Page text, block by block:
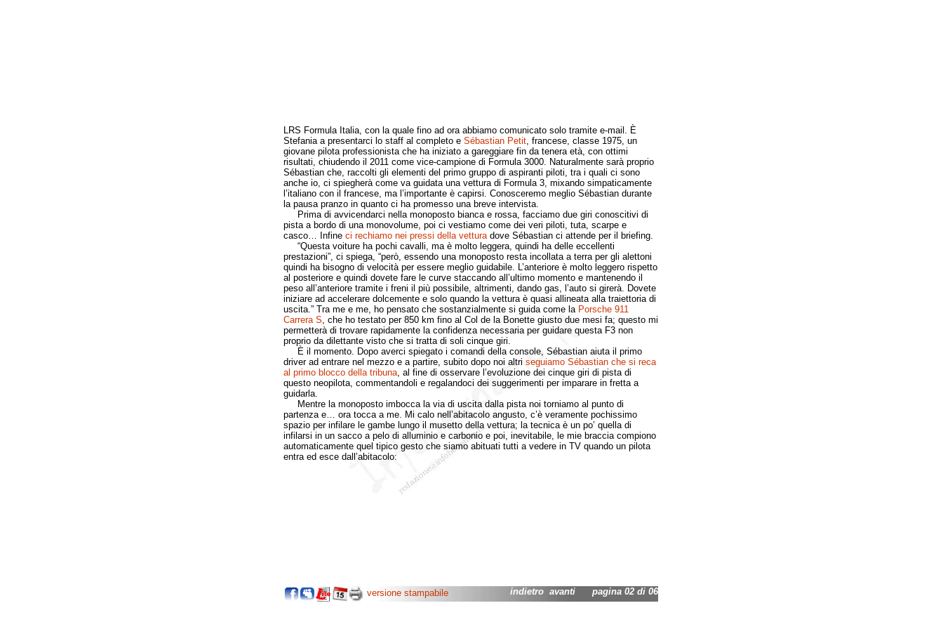
LRS Formula Italia, con la quale fino ad ora abbiamo comunicato solo tramite e-mail. È
Stefania a presentarci lo staff al completo e Sébastian Petit, francese, classe 1975, un
giovane pilota professionista che ha iniziato a gareggiare fin da tenera età, con ottimi
risultati, chiudendo il 2011 come vice-campione di Formula 3000. Naturalmente sarà proprio
Sébastian che, raccolti gli elementi del primo gruppo di aspiranti piloti, tra i quali ci sono
anche io, ci spiegherà come va guidata una vettura di Formula 3, mixando simpaticamente
l’italiano con il francese, ma l’importante è capirsi. Conosceremo meglio Sébastian durante
la pausa pranzo in quanto ci ha promesso una breve intervista.
Prima di avvicendarci nella monoposto bianca e rossa, facciamo due giri conoscitivi di
pista a bordo di una monovolume, poi ci vestiamo come dei veri piloti, tuta, scarpe e
casco… Infine ci rechiamo nei pressi della vetturadove Sébastian ci attende per il briefing.
“Questa voiture ha pochi cavalli, ma è molto leggera, quindi ha delle eccellenti
prestazioni”, ci spiega, “però, essendo una monoposto resta incollata a terra per gli alettoni
quindi ha bisogno di velocità per essere meglio guidabile. L’anteriore è molto leggero rispetto
al posteriore e quindi dovete fare le curve staccando all’ultimo momento e mantenendo il
peso all’anteriore tramite i freni il più possibile, altrimenti, dando gas, l’auto si girerà. Dovete
iniziare ad accelerare dolcemente e solo quando la vettura è quasi allineata alla traiettoria di
uscita.” Tra me e me, ho pensato che sostanzialmente si guida come la Porsche 911
Carrera S, che ho testato per 850 km fino al Col de la Bonette giusto due mesi fa; questo mi
permetterà di trovare rapidamente la confidenza necessaria per guidare questa F3 non
proprio da dilettante visto che si tratta di soli cinque giri.
È il momento. Dopo averci spiegato i comandi della console, Sébastian aiuta il primo
driver ad entrare nel mezzo e a partire, subito dopo noi altri seguiamo Sébastian che si reca
al primo blocco della tribuna, al fine di osservare l’evoluzione dei cinque giri di pista di
questo neopilota, commentandoli e regalandoci dei suggerimenti per imparare in fretta a
guidarla.
Mentre la monoposto imbocca la via di uscita dalla pista noi torniamo al punto di
partenza e… ora tocca a me. Mi calo nell’abitacolo angusto, c’è veramente pochissimo
spazio per infilare le gambe lungo il musetto della vettura; la tecnica è un po’ quella di
infilarsi in un sacco a pelo di alluminio e carbonio e poi, inevitabile, le mie braccia compiono
automaticamente quel tipico gesto che siamo abituati tutti a vedere in TV quando un pilota
entra ed esce dall’abitacolo:
versione stampabile indietro avantipagina 02 di 06